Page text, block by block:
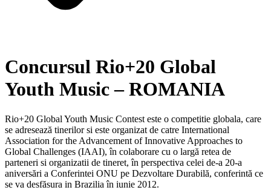
Concursul Rio+20 Global
Youth Music – ROMANIA
Rio+20 Global Youth Music Contest este o competitie globala, care
se adresează tinerilor si este organizat de catre International
Association for the Advancement of Innovative Approaches to
Global Challenges (IAAI), în colaborare cu o largă retea de
parteneri si organizatii de tineret, în perspectiva celei de-a 20-a
aniversări a Conferintei ONU pe Dezvoltare Durabilă, conferintă ce
se va desfăsura in Brazilia în iunie 2012.